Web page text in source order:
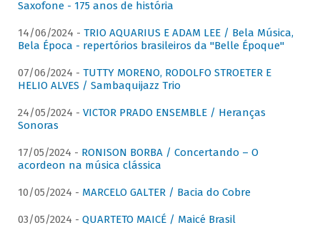
Saxofone - 175 anos de história
14/06/2024 - TRIO AQUARIUS E ADAM LEE / Bela Música,
Bela Época - repertórios brasileiros da "Belle Époque"
07/06/2024 - TUTTY MORENO, RODOLFO STROETER E
HELIO ALVES / Sambaquijazz Trio
24/05/2024 - VICTOR PRADO ENSEMBLE / Heranças
Sonoras
17/05/2024 - RONISON BORBA / Concertando – O
acordeon na música clássica
10/05/2024 - MARCELO GALTER / Bacia do Cobre
03/05/2024 - QUARTETO MAICÉ / Maicé Brasil